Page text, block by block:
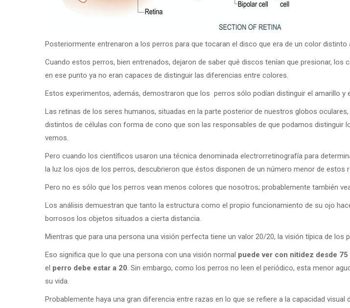
Posteriormente entrenaron a los perros para que tocaran el disco que era de un color distinto
Cuando estos perros, bien entrenados, dejaron de saber qué discos tenían que presionar, los
en ese punto ya no eran capaces de distinguir las diferencias entre colores.
Estos experimentos, además, demostraron que los perros sólo podían distinguir el amarillo y
Las retinas de los seres humanos, situadas en la parte posterior de nuestros globos
distintos de células con forma de cono que son las responsables de que podamos distinguir
vemos.
Pero cuando los científicos usaron una técnica denominada electrorretinografía para
la luz los ojos de los perros, descubrieron que éstos disponen de un número menor de estos
Pero no es sólo que los perros vean menos colores que nosotros; probablemente también
Los análisis demuestran que tanto la estructura como el propio funcionamiento de su ojo
borrosos los objetos situados a cierta distancia.
Mientras que para una persona una visión perfecta tiene un valor 20/20, la visión típica de los
Eso significa que lo que una persona con una visión normal puede ver con nitidez desde
el perro debe estar a 20. Sin embargo, como los perros no leen el periódico, esta menor
su vida.
Probablemente haya una gran diferencia entre razas en lo que se refiere a la capacidad visual